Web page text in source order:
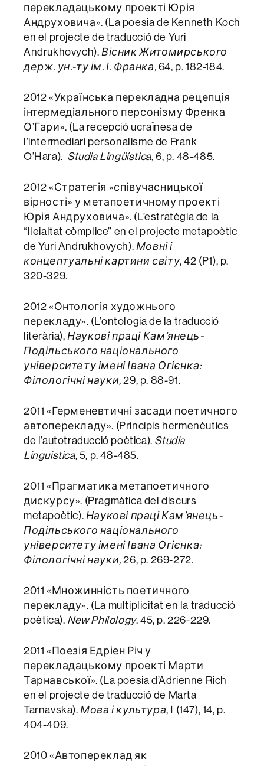
перекладацькому проекті Юрія
Андруховича». (La poesia de Kenneth Koch
en el projecte de traducció de Yuri
Andrukhovych).Вісник Житомирського
держ. ун.-ту ім. І. Франка,64, p. 182-184.
2012 «Українська перекладна рецепція
інтермедіального персонізму Френка
О’Гари». (La recepció ucraïnesa de
l’intermediari personalisme de Frank
O’Hara). Studia Lingüística, 6, p. 48-485.
2012 «Стратегія «співучасницької
вірності» у метапоетичному проекті
Юрія Андруховича». (L’estratègia de la
“lleialtat còmplice” en el projecte metapoètic
de Yuri Andrukhovych).Мовні і
концептуальні картини світу, 42 (P1), p.
320-329.
2012 «Онтологія художнього
перекладу». (L’ontologia de la traducció
literària),Наукові праці Кам’янець-
Подільського національного
університету імені Івана Огієнка:
Філологічні науки,29, p. 88-91.
2011 «Герменевтичні засади поетичного
автоперекладу». (Principis hermenèutics
de l’autotraducció poètica). Studia
Linguistica, 5, p. 48-485.
2011 «Прагматика метапоетичного
дискурсу». (Pragmàtica del discurs
metapoètic).Наукові праці Кам’янець-
Подільського національного
університету імені Івана Огієнка:
Філологічні науки,26, p. 269-272.
2011 «Множинність поетичного
перекладу». (La multiplicitat en la traducció
poètica). New Philology. 45, p. 226-229.
2011 «Поезія Едріен Річ у
перекладацькому проекті Марти
Тарнавської». (La poesia d’Adrienne Rich
en el projecte de traducció de Marta
Tarnavska).Мова і культура, І (147), 14, p.
404-409.
2010 «Автопереклад як